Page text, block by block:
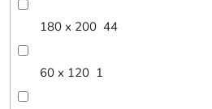
180 x 200 44
60 x 120 1